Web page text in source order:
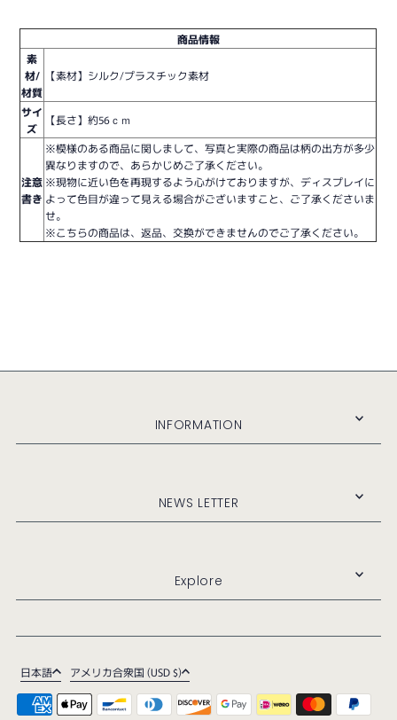
商品情報
素
材/
材質
【素材】シルク/プラスチック素材
サイ
ズ
【長さ】約56ｃｍ
注意
書き
※模様のある商品に関しまして、写真と実際の商品は柄の出方が多少
異なりますので、あらかじめご了承ください。
※現物に近い色を再現するよう心がけておりますが、ディスプレイに
よって色目が違って見える場合がございますこと、ご了承くださいま
せ。
※こちらの商品は、返品、交換ができませんのでご了承ください。
INFORMATION
NEWS LETTER
Explore
日本語 アメリカ合衆国 (USD $)